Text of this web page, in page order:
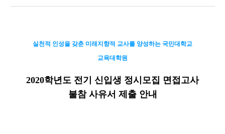
실천적 인성을 갖춘 미래지향적 교사를 양성하는 국민대학교
교육대학원
2020학년도 전기 신입생 정시모집 면접고사
불참 사유서 제출 안내